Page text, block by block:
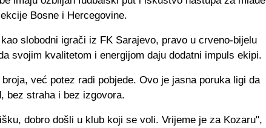
Bosne i Hercegovine.
slobodni igrači iz FK Sarajevo, pravo u crveno-bijelu
svojim kvalitetom i energijom daju dodatni impuls ekipi.
već potez radi pobjede. Ovo je jasna poruka ligi da
bez straha i bez izgovora.
dobro došli u klub koji se voli. Vrijeme je za Kozaru",